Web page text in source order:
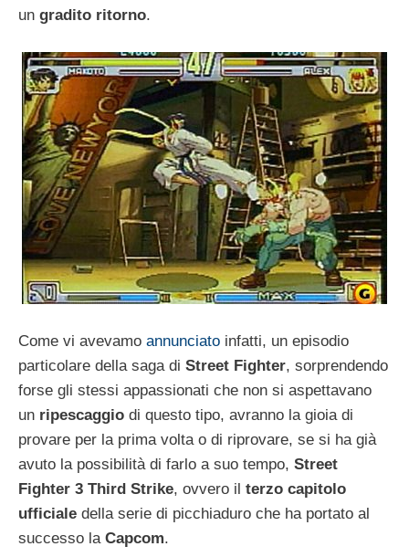
un gradito ritorno.
Come vi avevamo annunciato infatti, un episodio
particolare della saga di Street Fighter, sorprendendo
forse gli stessi appassionati che non si aspettavano
un ripescaggio di questo tipo, avranno la gioia di
provare per la prima volta o di riprovare, se si ha già
avuto la possibilità di farlo a suo tempo, Street
Fighter 3 Third Strike, ovvero il terzo capitolo
ufficiale della serie di picchiaduro che ha portato al
successo la Capcom.